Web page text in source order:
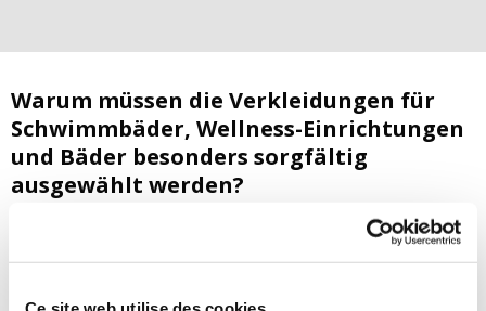
Warum müssen die Verkleidungen für
Schwimmbäder, Wellness-Einrichtungen
und Bäder besonders sorgfältig
ausgewählt werden?
Schwimmbäder, Wellness-Einrichtungen
lauter Orte mit hoher Luftfeuchtigkeit, die die
Problematik bewusst ist, bietet das Unternehmen eine